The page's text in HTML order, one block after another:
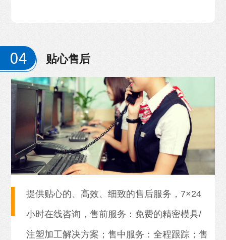
贴心售后
提供贴心的、高效、细致的售后服务，7×24
小时在线咨询，售前服务：免费的精密模具/
注塑加工解决方案；售中服务：全程跟踪；售